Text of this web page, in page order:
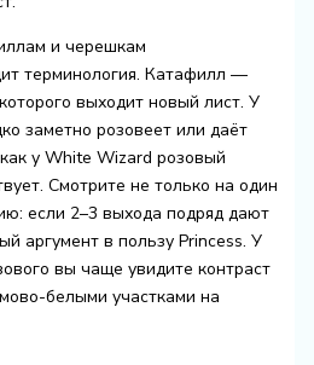
и черешкам
терминология. Катафилл —
выходит новый лист. У
заметно розовеет или даёт
у White Wizard розовый
Смотрите не только на один
если 2–3 выхода подряд дают
аргумент в пользу Princess. У
вы чаще увидите контраст
белыми участками на